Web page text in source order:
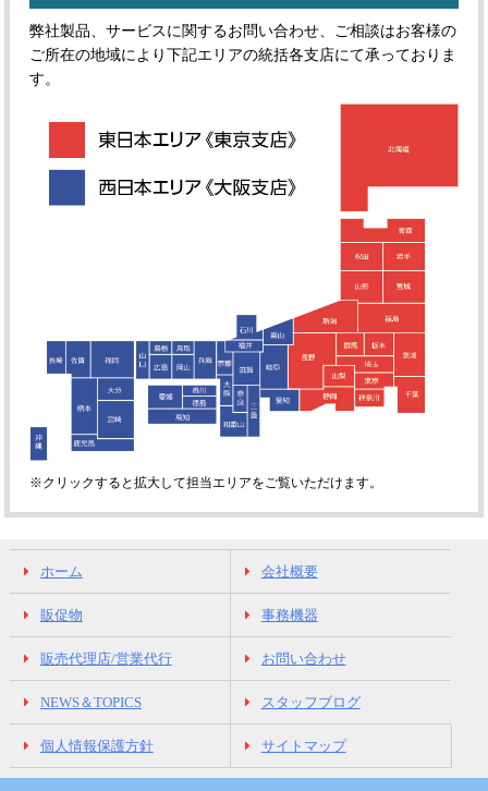
弊社製品、サービスに関するお問い合わせ、ご相談はお客様の
ご所在の地域により下記エリアの統括各支店にて承っておりま
す。
※クリックすると拡大して担当エリアをご覧いただけます。
ホーム 会社概要
販促物 事務機器
販売代理店/営業代行 お問い合わせ
NEWS＆TOPICS スタッフブログ
個人情報保護方針 サイトマップ